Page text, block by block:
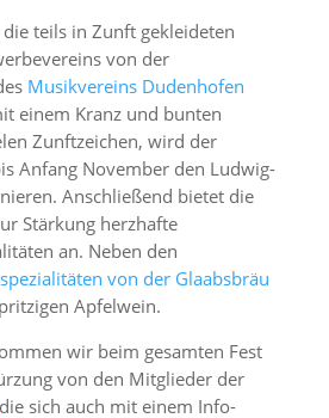
teils in Zunft gekleideten
von der
Musikvereins Dudenhofen
einem Kranz und bunten
Zunftzeichen, wird der
Anfang November den Ludwig-
Anschließend bietet die
Stärkung herzhafte
an. Neben den
von der Glaabsbräu
Apfelwein.
wir beim gesamten Fest
von den Mitglieder der
die sich auch mit einem Info-